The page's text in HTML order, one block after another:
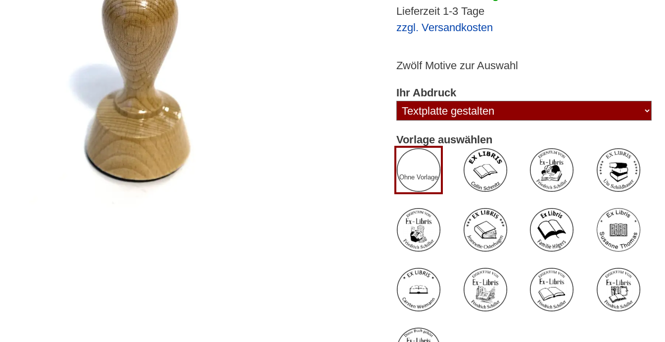
Lieferzeit 1-3 Tage
zzgl. Versandkosten
Zwölf Motive zur Auswahl
Ihr Abdruck
Vorlage auswählen
Ohne Vorlage